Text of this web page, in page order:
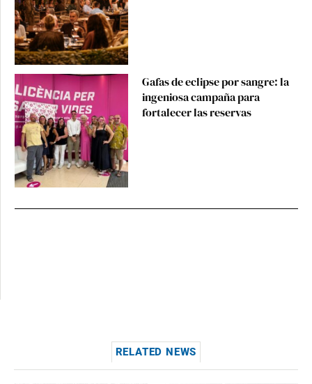
Gafas de eclipse por sangre: la
ingeniosa campaña para
fortalecer las reservas
RELATED NEWS